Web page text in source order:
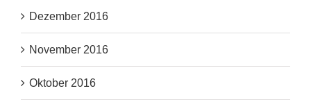
Dezember 2016
November 2016
Oktober 2016